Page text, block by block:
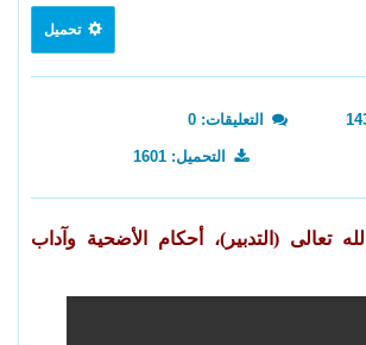
تحميل
التعليقات: 0
التحميل: 1601
تعالى (التدبير)، أحكام الأضحية وآداب